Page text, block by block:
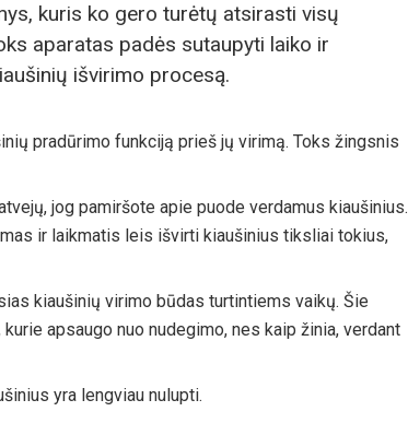
kuris ko gero turėtų atsirasti visų
aparatas padės sutaupyti laiko ir
išvirimo procesą.
pradūrimo funkciją prieš jų virimą. Toks žingsnis
jog pamiršote apie puode verdamus kiaušinius.
ir laikmatis leis išvirti kiaušinius tiksliai tokius,
kiaušinių virimo būdas turtintiems vaikų. Šie
apsaugo nuo nudegimo, nes kaip žinia, verdant
yra lengviau nulupti.